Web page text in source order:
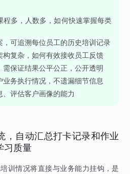
程多，人数多，如何快速掌握每类
，可追溯每位员工的历史培训记录
构复杂，如何有效接收员工反馈
保证结果公平公正，公开透明
务执行情况，不遗漏细节信息
评估客户画像的能力
，自动汇总打卡记录和作业
习质量
训情况将直接与业务能力挂钩，是